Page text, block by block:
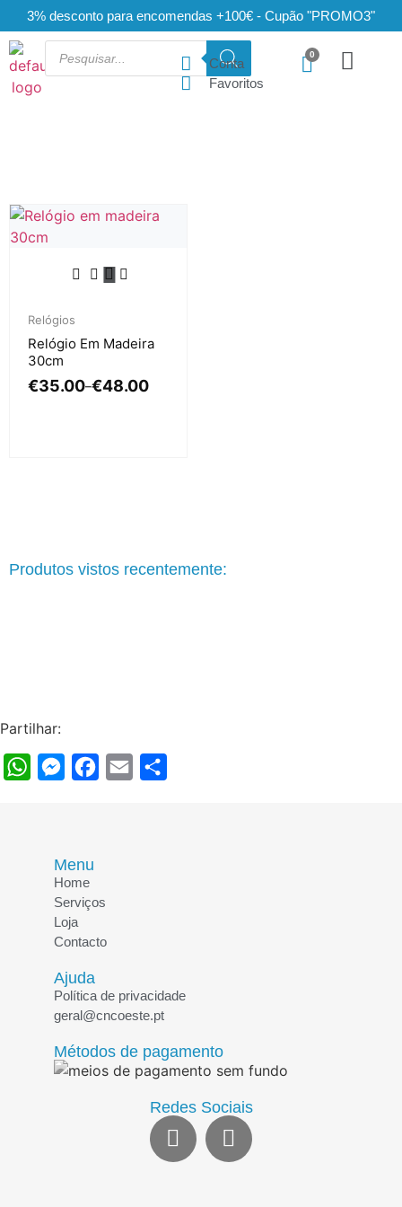
3% desconto para encomendas +100€ - Cupão "PROMO3"
Conta
Favoritos
Relógios
Relógio Em Madeira
30cm
€35.00–€48.00
Produtos vistos recentemente:
Partilhar:
WhatsAppMessengerFacebook
Email
Menu
Home
Serviços
Loja
Contacto
Ajuda
Política de privacidade
geral@cncoeste.pt
Métodos de pagamento
Redes Sociais